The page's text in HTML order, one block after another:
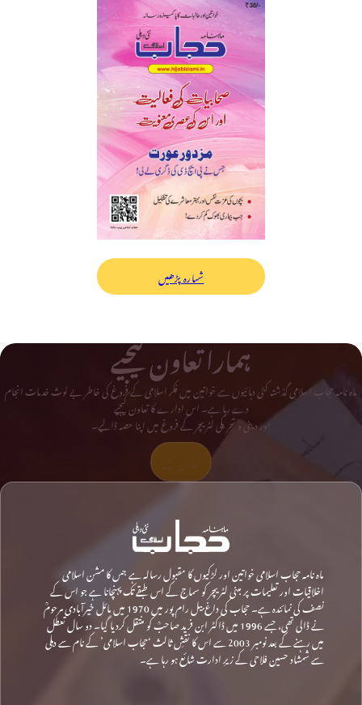
شمارہ پڑھیں
ہمارا تعاون کیجیے
ماہ نامہ حجاب اسلامی گذشتہ کئی دہائیوں سے خواتین میں فکر اسلامی کے فروغ کی خاطر بے لوث خدمات انجام
دے رہا ہے۔ اس ادارے کا تعاون کیجیے
اور دینی و تحریکی لٹریچر کے فروغ میں اپنا حصہ ڈالیے۔
ماہ نامہ حجاب اسلامی خواتین اور لڑکیوں کا مقبول رسالہ ہے جس کا مشن اسلامی
اخلاقیات اور تعلیمات پر مبنی لٹریچر کو سماج کے اس طبقے تک پہنچانا ہے جو اس کے
نصف کی نمائندہ ہے۔ حجاب کی داغ بیل رام پور میں 1970 میں مائل خیرآبادی مرحومؒ
نے ڈالی تھی، جسے 1996 میں ڈاکٹر ابن فرید صاحبؒ کو منتقل کردیا گیا۔ دو سال تعطل
میں رہنے کے بعد نومبر 2003 سے اس کا نقشِ ثالث ‘حجاب اسلامی’ کے نام سے دہلی
سے شمشاد حسین فلاحی کے زیرِ ادارت شائع ہو رہا ہے۔